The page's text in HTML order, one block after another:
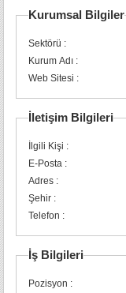
Kurumsal Bilgiler
Sektörü :
Kurum Adı :
Web Sitesi :
İletişim Bilgileri
İlgili Kişi :
E-Posta :
Adres :
Şehir :
Telefon :
İş Bilgileri
Pozisyon :